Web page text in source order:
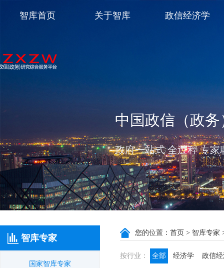
中国政信（政
政府一站式 全过程 专
智库首页 关于智库 政信经济学
智库专家
国家智库专家
您的位置： 首页 > 智库专家
按行业： 全部 经济学
政信